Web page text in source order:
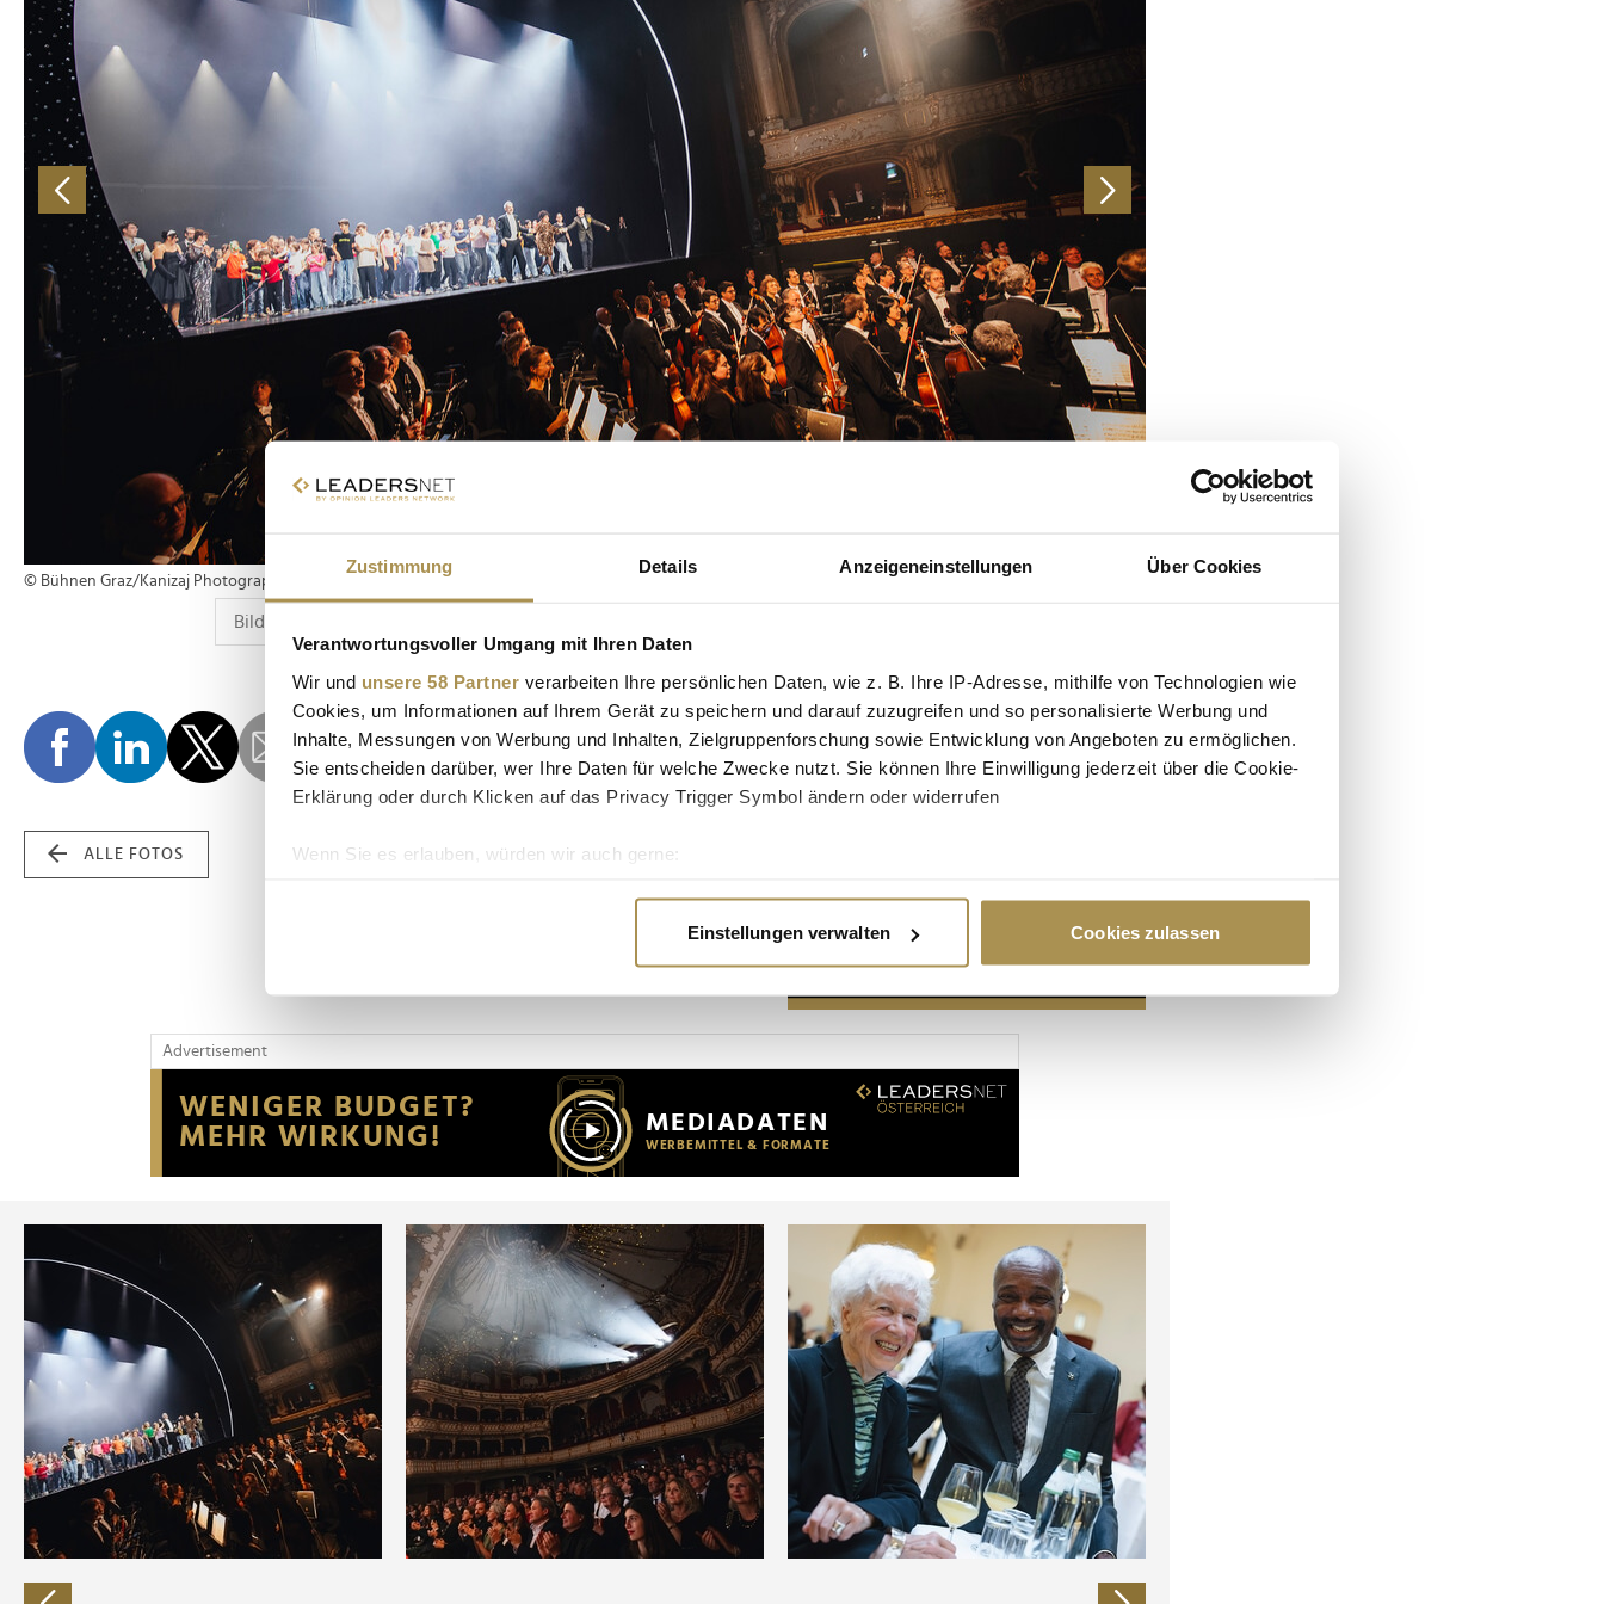
Zustimmung Details Anzeigeneinstellungen Über Cookies
Verantwortungsvoller Umgang mit Ihren Daten
Wir und unsere 58 Partner verarbeiten Ihre persönlichen Daten, wie z. B. Ihre IP-Adresse, mithilfe von Technologien wie
Cookies, um Informationen auf Ihrem Gerät zu speichern und darauf zuzugreifen und so personalisierte Werbung und
Inhalte, Messungen von Werbung und Inhalten, Zielgruppenforschung sowie Entwicklung von Angeboten zu ermöglichen.
Sie entscheiden darüber, wer Ihre Daten für welche Zwecke nutzt. Sie können Ihre Einwilligung jederzeit über die Cookie-
Erklärung oder durch Klicken auf das Privacy Trigger Symbol ändern oder widerrufen
Wenn Sie es erlauben, würden wir auch gerne:
Erfahren Sie mehr darüber, wie Ihre persönlichen Daten verarbeitet werden, und legen Sie Ihre Präferenzen im
Wir verwenden Cookies, um Inhalte und Anzeigen zu personalisieren, Funktionen für soziale Medien anbieten zu können
Website an unsere Partner für soziale Medien, Werbung und Analysen weiter. Unsere Partner führen diese Informationen
möglicherweise mit weiteren Daten zusammen, die Sie ihnen bereitgestellt haben oder die sie im Rahmen Ihrer Nutzung
der Dienste gesammelt haben.
Einstellungen verwalten Cookies zulassen
© Bühnen Graz/Kanizaj Photography
ALLE FOTOS
Advertisement
Advertisement